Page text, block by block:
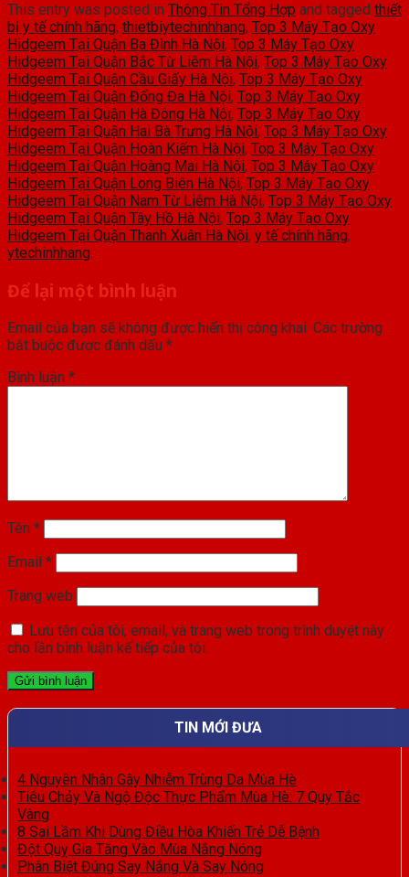
This entry was posted in Thông Tin Tổng Hợp and tagged thiết
bị y tế chính hãng, thietbiytechinhhang, Top 3 Máy Tạo Oxy
Hidgeem Tại Quận Ba Đình Hà Nội, Top 3 Máy Tạo Oxy
Hidgeem Tại Quận Bắc Từ Liêm Hà Nội, Top 3 Máy Tạo Oxy
Hidgeem Tại Quận Cầu Giấy Hà Nội, Top 3 Máy Tạo Oxy
Hidgeem Tại Quận Đống Đa Hà Nội, Top 3 Máy Tạo Oxy
Hidgeem Tại Quận Hà Đông Hà Nội, Top 3 Máy Tạo Oxy
Hidgeem Tại Quận Hai Bà Trưng Hà Nội, Top 3 Máy Tạo Oxy
Hidgeem Tại Quận Hoàn Kiếm Hà Nội, Top 3 Máy Tạo Oxy
Hidgeem Tại Quận Hoàng Mai Hà Nội, Top 3 Máy Tạo Oxy
Hidgeem Tại Quận Long Biên Hà Nội, Top 3 Máy Tạo Oxy
Hidgeem Tại Quận Nam Từ Liêm Hà Nội, Top 3 Máy Tạo Oxy
Hidgeem Tại Quận Tây Hồ Hà Nội, Top 3 Máy Tạo Oxy
Hidgeem Tại Quận Thanh Xuân Hà Nội, y tế chính hãng,
ytechinhhang.
Để lại một bình luận
Email của bạn sẽ không được hiển thị công khai. Các trường
bắt buộc được đánh dấu *
Bình luận *
Tên *
Email *
Trang web
Lưu tên của tôi, email, và trang web trong trình duyệt này
cho lần bình luận kế tiếp của tôi.
TIN MỚI ĐƯA
4 Nguyên Nhân Gây Nhiễm Trùng Da Mùa Hè
Tiêu Chảy Và Ngộ Độc Thực Phẩm Mùa Hè: 7 Quy Tắc
Vàng
8 Sai Lầm Khi Dùng Điều Hòa Khiến Trẻ Dễ Bệnh
Đột Quỵ Gia Tăng Vào Mùa Nắng Nóng
Phân Biệt Đúng Say Nắng Và Say Nóng